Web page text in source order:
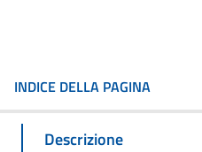
INDICE DELLA PAGINA
Descrizione